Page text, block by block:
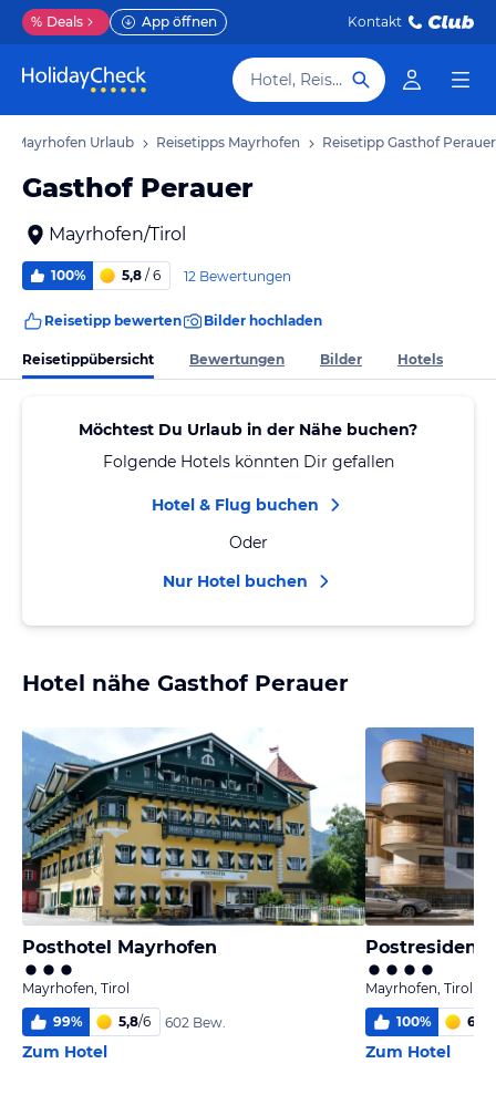
% Deals App öffnen Kontakt
Hotel, Reiseziel
Mayrhofen Urlaub Reisetipps Mayrhofen Reisetipp Gasthof Perauer
Gasthof Perauer
Mayrhofen/Tirol
100% 5,8 / 6 12 Bewertungen
Reisetipp bewerten Bilder hochladen
Reisetippübersicht Bewertungen Bilder Hotels
Möchtest Du Urlaub in der Nähe buchen?
Folgende Hotels könnten Dir gefallen
Hotel & Flug buchen
Oder
Nur Hotel buchen
Hotel nähe Gasthof Perauer
Posthotel Mayrhofen
Mayrhofen, Tirol
99% 5,8/6 602 Bew.
Zum Hotel
Postresidenz
Mayrhofen, Tirol
100% 6,0
Zum Hotel